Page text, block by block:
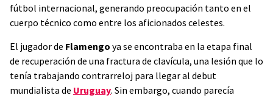
fútbol internacional, generando preocupación tanto en el
cuerpo técnico como entre los aficionados celestes.
El jugador de Flamengo ya se encontraba en la etapa final
de recuperación de una fractura de clavícula, una lesión que lo
tenía trabajando contrarreloj para llegar al debut
mundialista de Uruguay. Sin embargo, cuando parecía